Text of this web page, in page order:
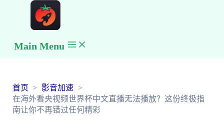
Main Menu
首页
影音加速
在海外看央视频世界杯中文直播无法播放？这份终极指
南让你不再错过任何精彩